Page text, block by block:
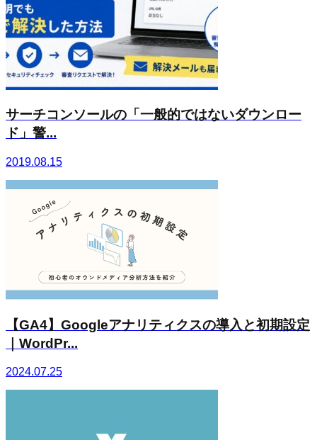
サーチコンソールの「一般的ではないダウンロー
ド」警...
2019.08.15
【GA4】Googleアナリティクスの導入と初期設定
｜WordPr...
2024.07.25